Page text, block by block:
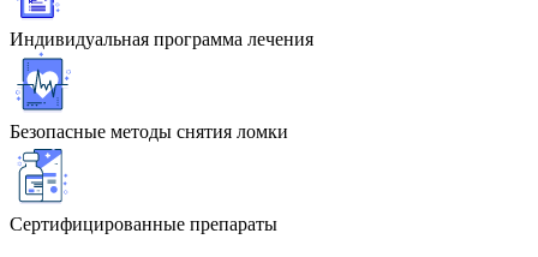
Индивидуальная программа лечения
Безопасные методы снятия ломки
Сертифицированные препараты